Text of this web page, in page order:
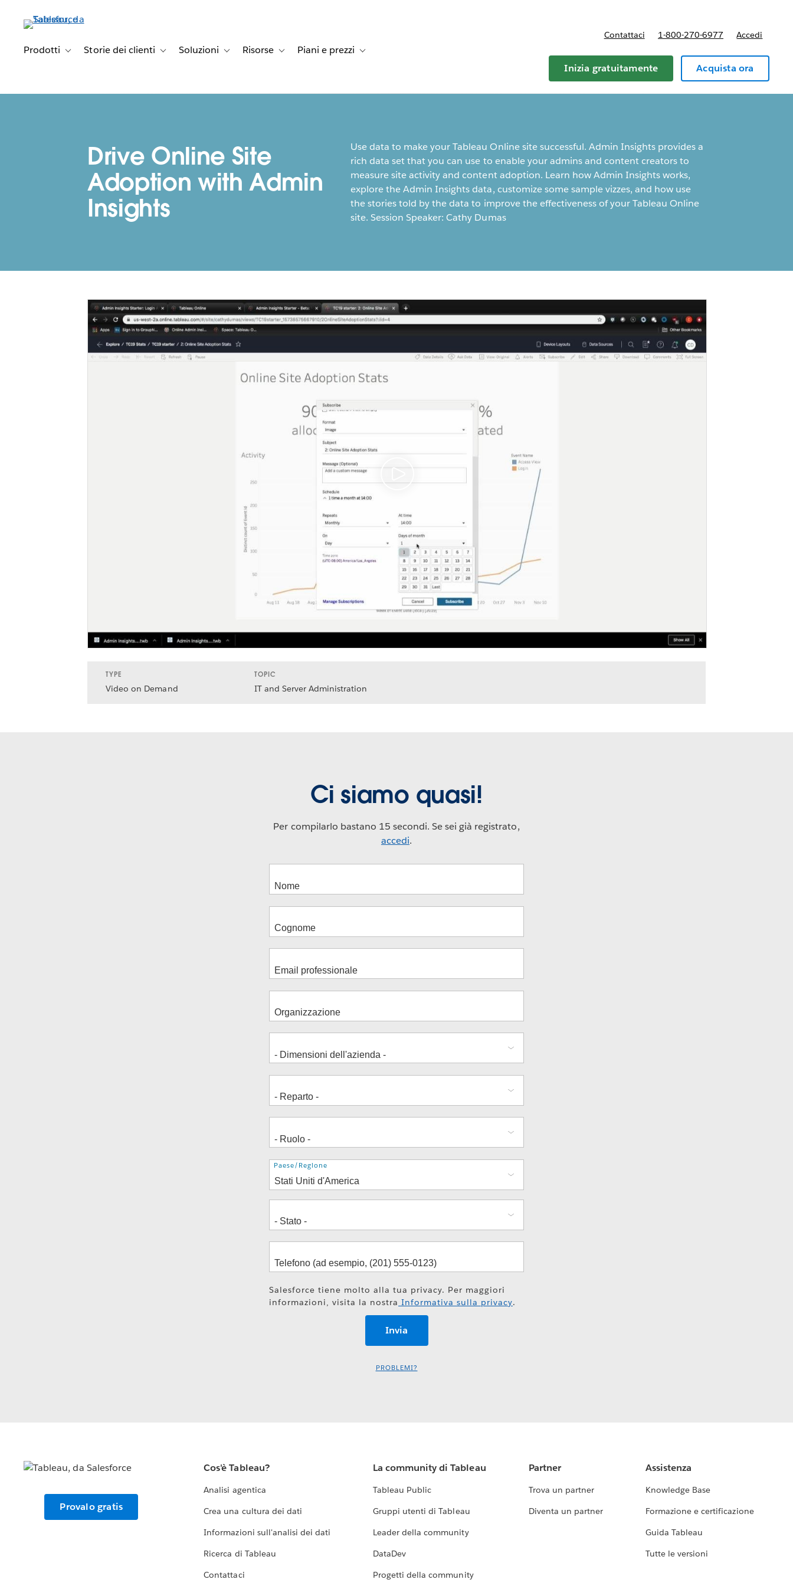
principale
Prodotti Toggle sub-navigation for Prodotti
Storie dei clienti Toggle sub-navigation for Storie dei clienti
Soluzioni Toggle sub-navigation for Soluzioni
Risorse Toggle sub-navigation for Risorse
Piani e prezzi Toggle sub-navigation for Piani e prezzi
Contattaci 1-800-270-6977 Accedi
Inizia gratuitamente Acquista ora
Drive Online Site
Adoption with Admin
Insights
Use data to make your Tableau Online site successful. Admin Insights provides a
rich data set that you can use to enable your admins and content creators to
measure site activity and content adoption. Learn how Admin Insights works,
explore the Admin Insights data, customize some sample vizzes, and how use
the stories told by the data to improve the effectiveness of your Tableau Online
site. Session Speaker: Cathy Dumas
TYPE
Video on Demand
TOPIC
IT and Server Administration
Ci siamo quasi!
Per compilarlo bastano 15 secondi. Se sei già registrato,
accedi.
Indirizzo
Paese/Regione
Salesforce tiene molto alla tua privacy. Per maggiori
informazioni, visita la nostra Informativa sulla privacy.
PROBLEMI?
Provalo gratis
Cos'è Tableau?
Analisi agentica
Crea una cultura dei dati
Informazioni sull'analisi dei dati
Ricerca di Tableau
Contattaci
La community di Tableau
Tableau Public
Gruppi utenti di Tableau
Leader della community
DataDev
Progetti della community
Partner
Trova un partner
Diventa un partner
Assistenza
Knowledge Base
Formazione e certificazione
Guida Tableau
Tutte le versioni